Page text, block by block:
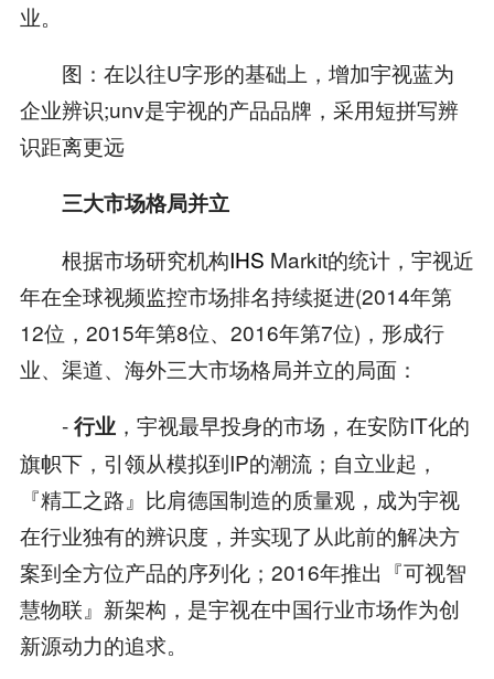
业。
图：在以往U字形的基础上，增加宇视蓝为
企业辨识;unv是宇视的产品品牌，采用短拼写辨
识距离更远
三大市场格局并立
根据市场研究机构IHS Markit的统计，宇视近
年在全球视频监控市场排名持续挺进(2014年第
12位，2015年第8位、2016年第7位)，形成行
业、渠道、海外三大市场格局并立的局面：
-行业，宇视最早投身的市场，在安防IT化的
旗帜下，引领从模拟到IP的潮流；自立业起，
『精工之路』比肩德国制造的质量观，成为宇视
在行业独有的辨识度，并实现了从此前的解决方
案到全方位产品的序列化；2016年推出『可视智
慧物联』新架构，是宇视在中国行业市场作为创
新源动力的追求。